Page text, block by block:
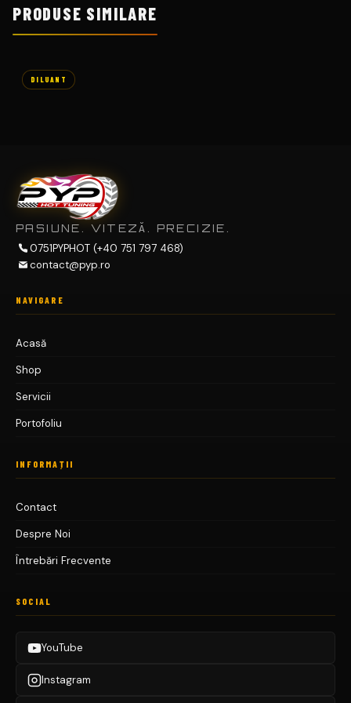
PRODUSE SIMILARE
I
L
N
T
I
C
L
l
e
DILUANT
PASIUNE. VITEZĂ. PRECIZIE.
0751PYPHOT (+40 751 797 468)
contact@pyp.ro
NAVIGARE
Acasă
Shop
Servicii
Portofoliu
INFORMAȚII
Contact
Despre Noi
Întrebări Frecvente
SOCIAL
YouTube
Instagram